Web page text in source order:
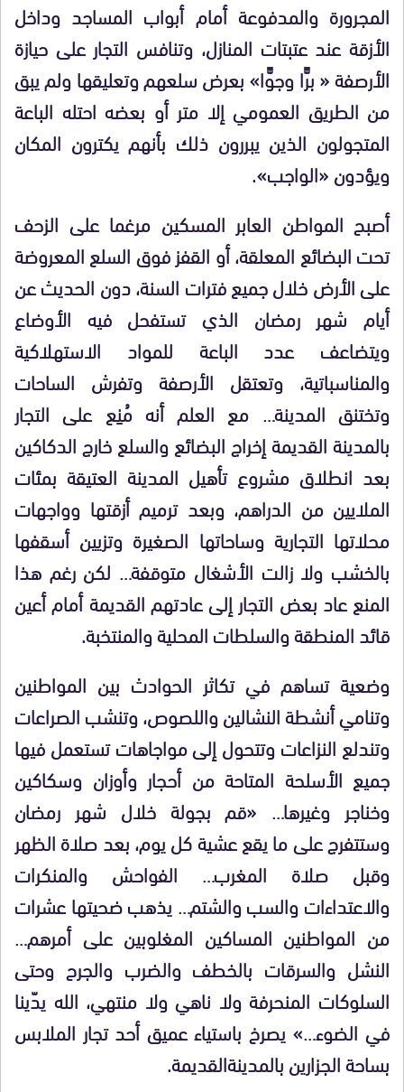
المجرورة والمدفوعة أمام أبواب المساجد وداخل
الأزقة عند عتبتات المنازل، وتنافس التجار على حيازة
الأرصفة « برًّا وجوًّا» بعرض سلعهم وتعليقها ولم يبق
من الطريق العمومي إلا متر أو بعضه احتله الباعة
المتجولون الذين يبررون ذلك بأنهم يكترون المكان
ويؤدون «الواجب».
أصبح المواطن العابر المسكين مرغما على الزحف
تحت البضائع المعلقة، أو القفز فوق السلع المعروضة
على الأرض خلال جميع فترات السنة، دون الحديث عن
أيام شهر رمضان الذي تستفحل فيه الأوضاع
ويتضاعف عدد الباعة للمواد الاستهلاكية
والمناسباتية، وتعتقل الأرصفة وتفرش الساحات
وتختنق المدينة… مع العلم أنه مُنِع على التجار
بالمدينة القديمة إخراج البضائع والسلع خارج الدكاكين
بعد انطلاق مشروع تأهيل المدينة العتيقة بمئات
الملايين من الدراهم، وبعد ترميم أزقتها وواجهات
محلاتها التجارية وساحاتها الصغيرة وتزيين أسقفها
بالخشب ولا زالت الأشغال متوقفة… لكن رغم هذا
المنع عاد بعض التجار إلى عادتهم القديمة أمام أعين
قائد المنطقة والسلطات المحلية والمنتخبة.
وضعية تساهم في تكاثر الحوادث بين المواطنين
وتنامي أنشطة النشالين واللصوص، وتنشب الصراعات
وتندلع النزاعات وتتحول إلى مواجاهات تستعمل فيها
جميع الأسلحة المتاحة من أحجار وأوزان وسكاكين
وخناجر وغيرها… «قم بجولة خلال شهر رمضان
وستتفرج على ما يقع عشية كل يوم، بعد صلاة الظهر
وقبل صلاة المغرب… الفواحش والمنكرات
والاعتداءات والسب والشتم… يذهب ضحيتها عشرات
من المواطنين المساكين المغلوبين على أمرهم…
النشل والسرقات بالخطف والضرب والجرح وحتى
السلوكات المنحرفة ولا ناهي ولا منتهي، الله يدّينا
في الضوء…» يصرخ باستياء عميق أحد تجار الملابس
بساحة الجزارين بالمدينةالقديمة.